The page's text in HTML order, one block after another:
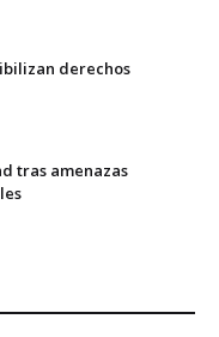
derechos
tras amenazas